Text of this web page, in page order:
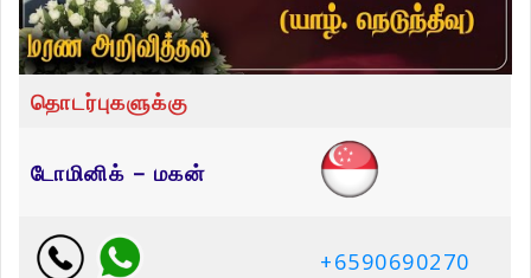
தொடர்புகளுக்கு
டோமினிக் – மகன்
+6590690270